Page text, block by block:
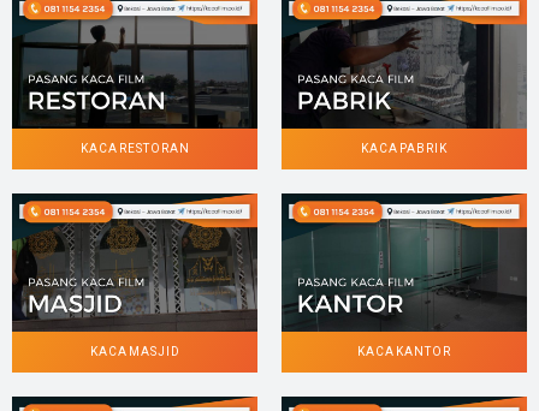
KACA RESTORAN KACA PABRIK
KACA MASJID KACA KANTOR